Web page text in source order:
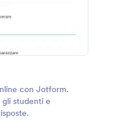
con Jotform.
gli studenti e